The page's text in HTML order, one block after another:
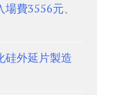
費3556元、
硅外延片製造